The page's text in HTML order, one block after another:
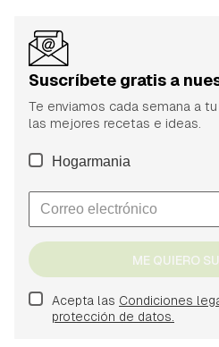
Suscríbete gratis a
Te enviamos cada semana a
las mejores recetas e ideas.
Hogarmania
ME QUIERO
Acepta las Condiciones
protección de datos.